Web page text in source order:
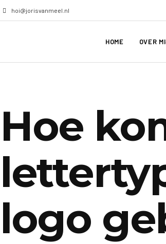
hoi@jorisvanmeel.nl
HOME OVER
Hoe
logo